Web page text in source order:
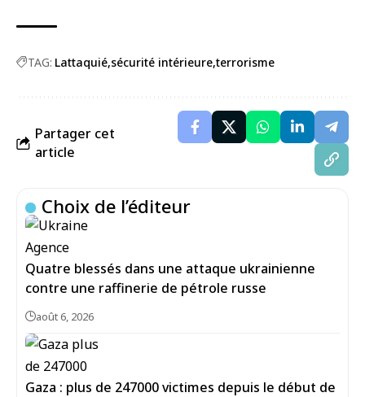
TAG: Lattaquié sécurité intérieure terrorisme
Partager cet
article
Choix de l’éditeur
Quatre blessés dans une attaque ukrainienne
contre une raffinerie de pétrole russe
août 6, 2026
Gaza : plus de 247000 victimes depuis le début de